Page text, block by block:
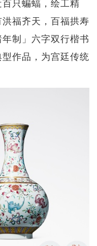
福齐天，百福拱寿
制」六字双行楷书
作品，为宫廷传统